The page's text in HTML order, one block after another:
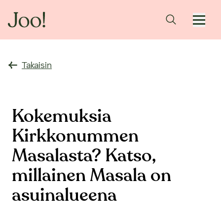
Takaisin
Kokemuksia
Kirkkonummen
Masalasta? Katso,
millainen Masala on
asuinalueena